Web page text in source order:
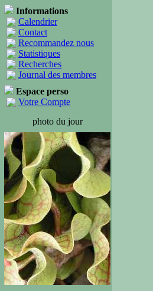
Informations
Calendrier
Contact
Recommandez nous
Statistiques
Recherches
Journal des membres
Espace perso
Votre Compte
photo du jour